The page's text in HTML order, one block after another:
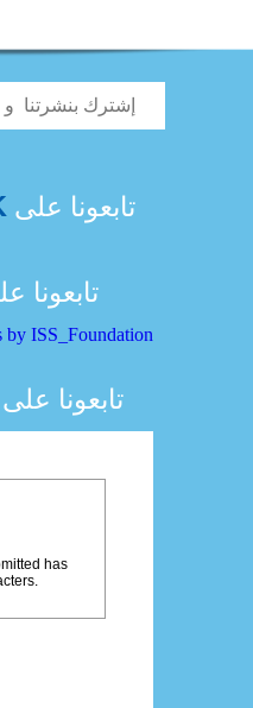
تابعونا على
تابعونا
by ISS_Foundation
تابعونا على